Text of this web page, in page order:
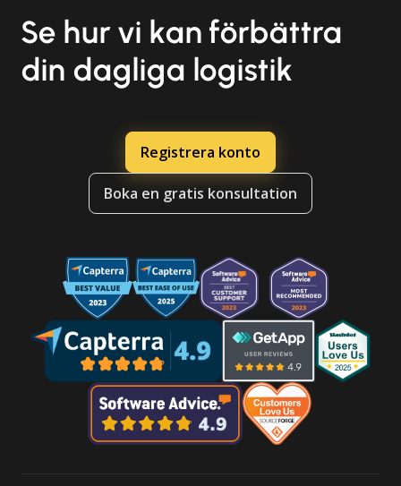
Se hur vi kan förbättra
din dagliga logistik
Registrera konto
Boka en gratis konsultation